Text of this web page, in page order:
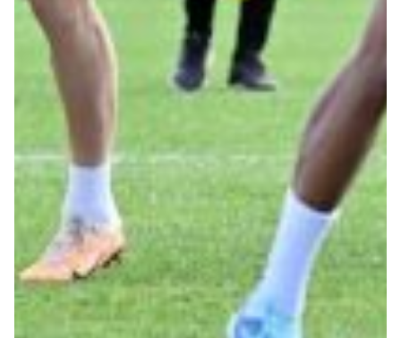
Outlet
Helan x Genoa
Isolani x Genoa
Gift Card Online Store